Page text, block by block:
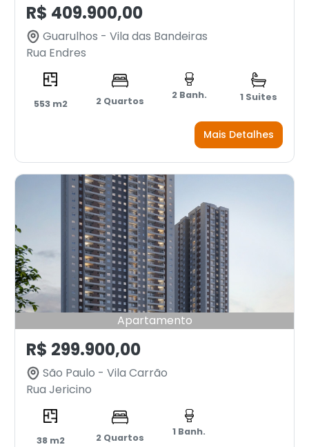
R$ 409.900,00
Guarulhos - Vila das Bandeiras
Rua Endres
553 m2 2 Quartos
2 Banh. 1 Suites
Mais Detalhes
Apartamento
R$ 299.900,00
São Paulo - Vila Carrão
Rua Jericino
38 m2 2 Quartos
1 Banh.